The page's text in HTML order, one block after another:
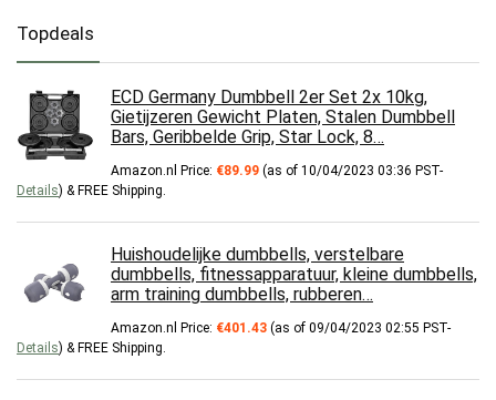
Topdeals
ECD Germany Dumbbell 2er Set 2x 10kg,
Gietijzeren Gewicht Platen, Stalen Dumbbell
Bars, Geribbelde Grip, Star Lock, 8…
Amazon.nl Price: €89.99 (as of 10/04/2023 03:36 PST-
Details) & FREE Shipping.
Huishoudelijke dumbbells, verstelbare
dumbbells, fitnessapparatuur, kleine dumbbells,
arm training dumbbells, rubberen…
Amazon.nl Price: €401.43 (as of 09/04/2023 02:55 PST-
Details) & FREE Shipping.